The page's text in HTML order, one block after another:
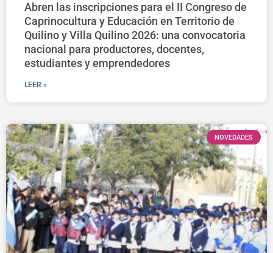
Abren las inscripciones para el II Congreso de
Caprinocultura y Educación en Territorio de
Quilino y Villa Quilino 2026: una convocatoria
nacional para productores, docentes,
estudiantes y emprendedores
LEER »
NOVEDADES